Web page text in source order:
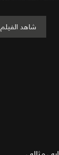
شاهد الفيلم